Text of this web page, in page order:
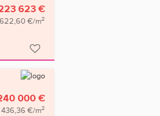
623 €
€/m2
000 €
436,36 €/m2